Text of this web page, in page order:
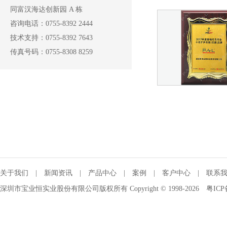
同富汉海达创新园 A 栋
咨询电话：0755-8392 2444
技术支持：0755-8392 7643
传真号码：0755-8308 8259
关于我们 新闻资讯 产品中心 案例 客户中心 联系
深圳市宝业恒实业股份有限公司版权所有 Copyright © 1998-2026 粤ICP